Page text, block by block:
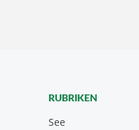
RUBRIKEN
See